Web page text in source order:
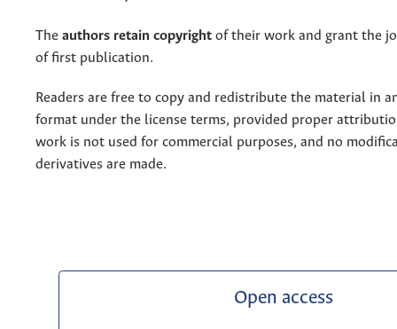
The authors retain copyright of their work and grant the
of first publication.
Readers are free to copy and redistribute the material in
format under the license terms, provided proper
work is not used for commercial purposes, and no
derivatives are made.
Open access